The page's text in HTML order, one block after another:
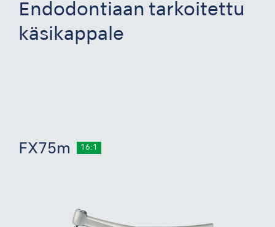
Endodontiaan tarkoitettu
käsikappale
FX75m 16:1